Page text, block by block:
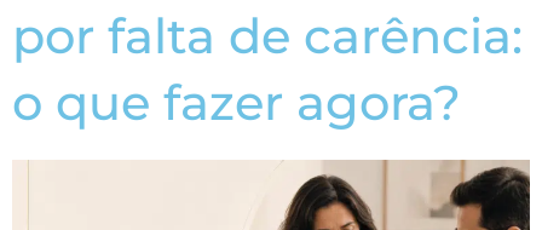
por falta de carência:
o que fazer agora?